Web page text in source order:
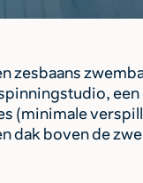
(minimale
boven de